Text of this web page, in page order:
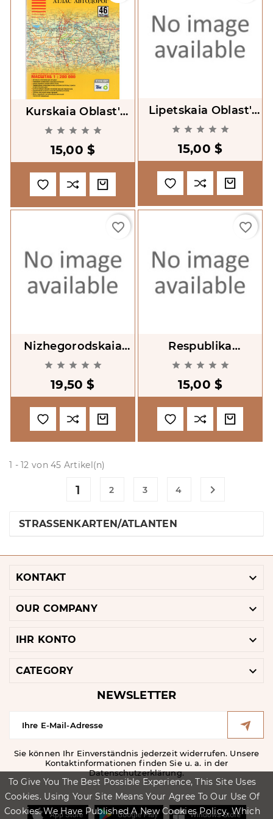
To Give You The Best Possible Experience, This Site Uses
Cookies. Using Your Site Means Your Agree To Our Use Of
Cookies. We Have Published A New Cookies Policy, Which
Kurskaia Oblast'
Atlas Avtodorog
1:200000
    
15,00 $
Lipetskaia Oblast'
Atlas Avtodorog
1:200000
    
15,00 $
Nizhegorodskaia
Oblast' Atlas
Avtodorog 1:200000
    
19,50 $
favorite_border
Respublika
Mordoviia. Atlas
Avtodorog 1:200000
    
15,00 $
favorite_border
1 - 12 von 45 Artikel(n)
1 2 3 4 
STRASSENKARTEN/ATLANTEN
KONTAKT 
OUR COMPANY 
IHR KONTO 
CATEGORY 
NEWSLETTER
Sie können Ihr Einverständnis jederzeit widerrufen. Unsere
Kontaktinformationen finden Sie u. a. in der
Datenschutzerklärung.